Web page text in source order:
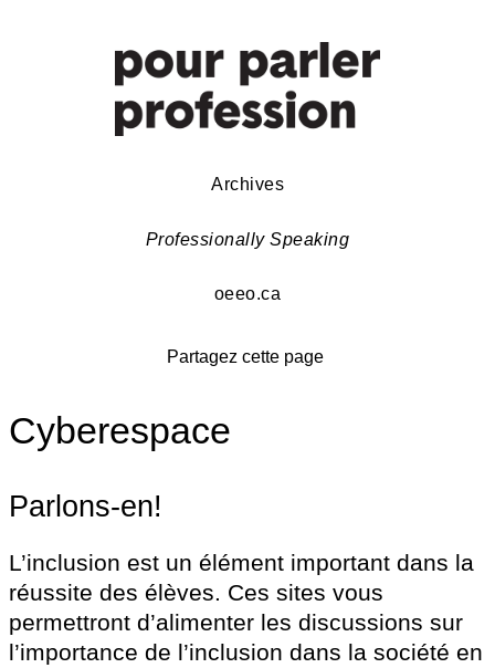
Archives
Professionally Speaking
oeeo.ca
Partagez cette page
Cyberespace
Parlons-en!
L’inclusion est un élément important dans la
réussite des élèves. Ces sites vous
permettront d’alimenter les discussions sur
l’importance de l’inclusion dans la société en